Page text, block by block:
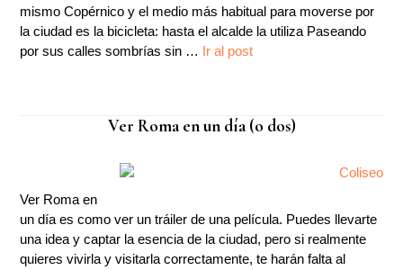
mismo Copérnico y el medio más habitual para moverse por
la ciudad es la bicicleta: hasta el alcalde la utiliza Paseando
por sus calles sombrías sin … Ir al post
Ver Roma en un día (o dos)
Ver Roma en
un día es como ver un tráiler de una película. Puedes llevarte
una idea y captar la esencia de la ciudad, pero si realmente
quieres vivirla y visitarla correctamente, te harán falta al